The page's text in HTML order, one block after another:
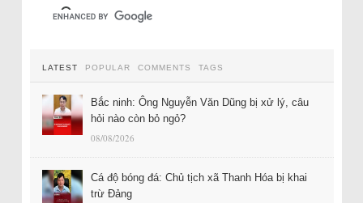
LATEST POPULAR COMMENTS TAGS
Bắc ninh: Ông Nguyễn Văn Dũng bị xử lý, câu
hỏi nào còn bỏ ngỏ?
08/08/2026
Cá độ bóng đá: Chủ tịch xã Thanh Hóa bị khai
trừ Đảng